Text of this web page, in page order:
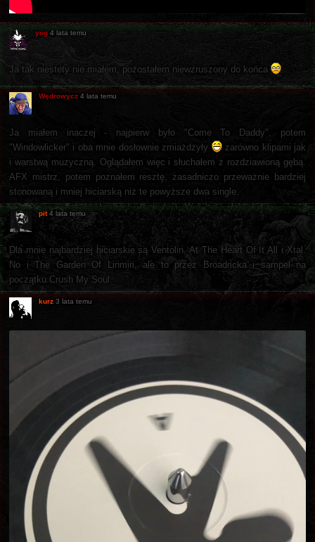
yog 4 lata temu
Ja tak niestety nie miałem, pozostałem niewzruszony do końca
Wędrowycz 4 lata temu
Ja miałem inaczej - najpierw było "Come To Daddy", potem
"Windowlicker" i oba mnie dosłownie zmiażdżyły
zarówno klipami jak
i warstwą muzyczną. Oglądałem więc i słuchałem z rozdziawioną gębą.
AFX mistrz, potem poznałem resztę, zasadniczo przeważnie bardziej
stonowaną i mniej hiciarską niż te powyższe dwa single.
pit 4 lata temu
Dla mnie najbardziej hiciarskie są Ventolin, At The Heart Of It All i Xtal.
No i The Garden Of Linmiri, ale to przez Broadricka i sampel na
początku Crush My Soul.
kurz 3 lata temu